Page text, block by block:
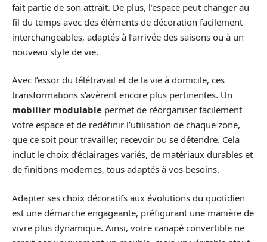
fait partie de son attrait. De plus, l’espace peut changer au
fil du temps avec des éléments de décoration facilement
interchangeables, adaptés à l’arrivée des saisons ou à un
nouveau style de vie.
Avec l’essor du télétravail et de la vie à domicile, ces
transformations s’avèrent encore plus pertinentes. Un
mobilier modulable permet de réorganiser facilement
votre espace et de redéfinir l’utilisation de chaque zone,
que ce soit pour travailler, recevoir ou se détendre. Cela
inclut le choix d’éclairages variés, de matériaux durables et
de finitions modernes, tous adaptés à vos besoins.
Adapter ses choix décoratifs aux évolutions du quotidien
est une démarche engageante, préfigurant une manière de
vivre plus dynamique. Ainsi, votre canapé convertible ne